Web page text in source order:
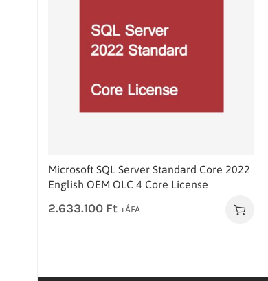
Microsoft SQL Server Standard Core 2022
English OEM OLC 4 Core License
2.633.100 Ft +ÁFA